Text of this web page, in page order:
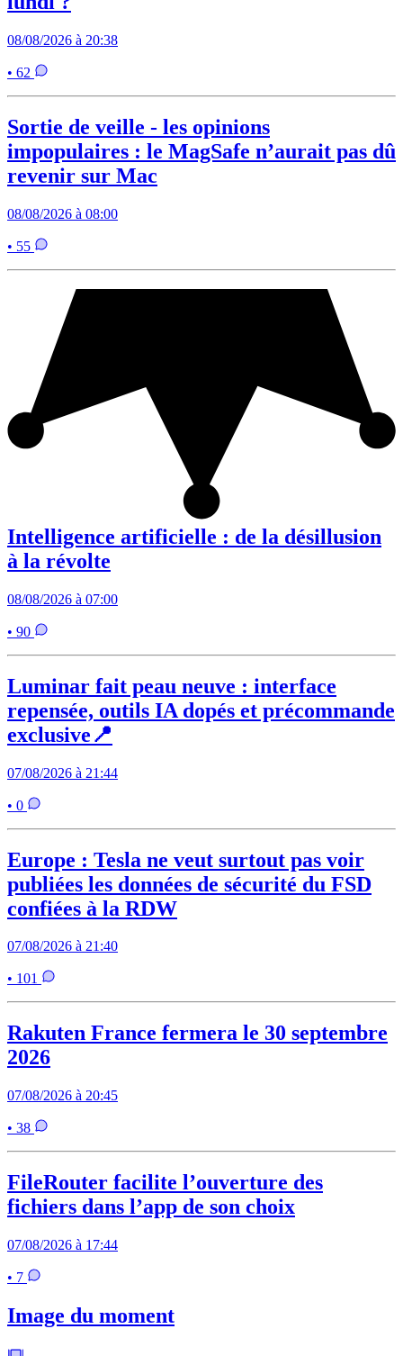
08/08/2026 à 20:38
• 62
Sortie de veille - les opinions
impopulaires : le MagSafe n’aurait pas dû
revenir sur Mac
08/08/2026 à 08:00
• 55
Intelligence artificielle : de la désillusion
à la révolte
08/08/2026 à 07:00
• 90
Luminar fait peau neuve : interface
repensée, outils IA dopés et précommande
exclusive📍
07/08/2026 à 21:44
• 0
Europe : Tesla ne veut surtout pas voir
publiées les données de sécurité du FSD
confiées à la RDW
07/08/2026 à 21:40
• 101
Rakuten France fermera le 30 septembre
2026
07/08/2026 à 20:45
• 38
FileRouter facilite l’ouverture des
fichiers dans l’app de son choix
07/08/2026 à 17:44
• 7
Image du moment